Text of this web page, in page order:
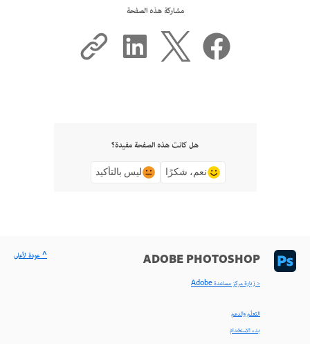
مشاركة هذه الصفحة
هل كانت هذه الصفحة مفيدة؟
نعم، شكرًا ليس بالتأكيد
ADOBE PHOTOSHOP
< زيارة مركز مساعدة Adobe
التعلّم والدعم
بدء الاستخدام
^ عودة لأعلى